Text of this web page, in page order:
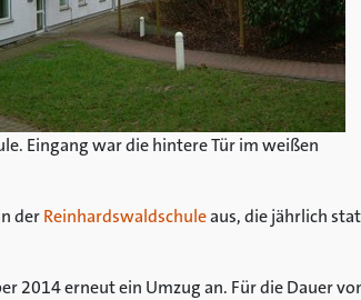
Eingang war die hintere Tür im weißen
derReinhardswaldschuleaus, die jährlich
2014 erneut ein Umzug an. Für die Dauer